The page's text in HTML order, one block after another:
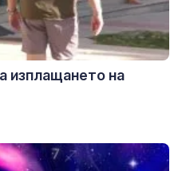
изплащането на